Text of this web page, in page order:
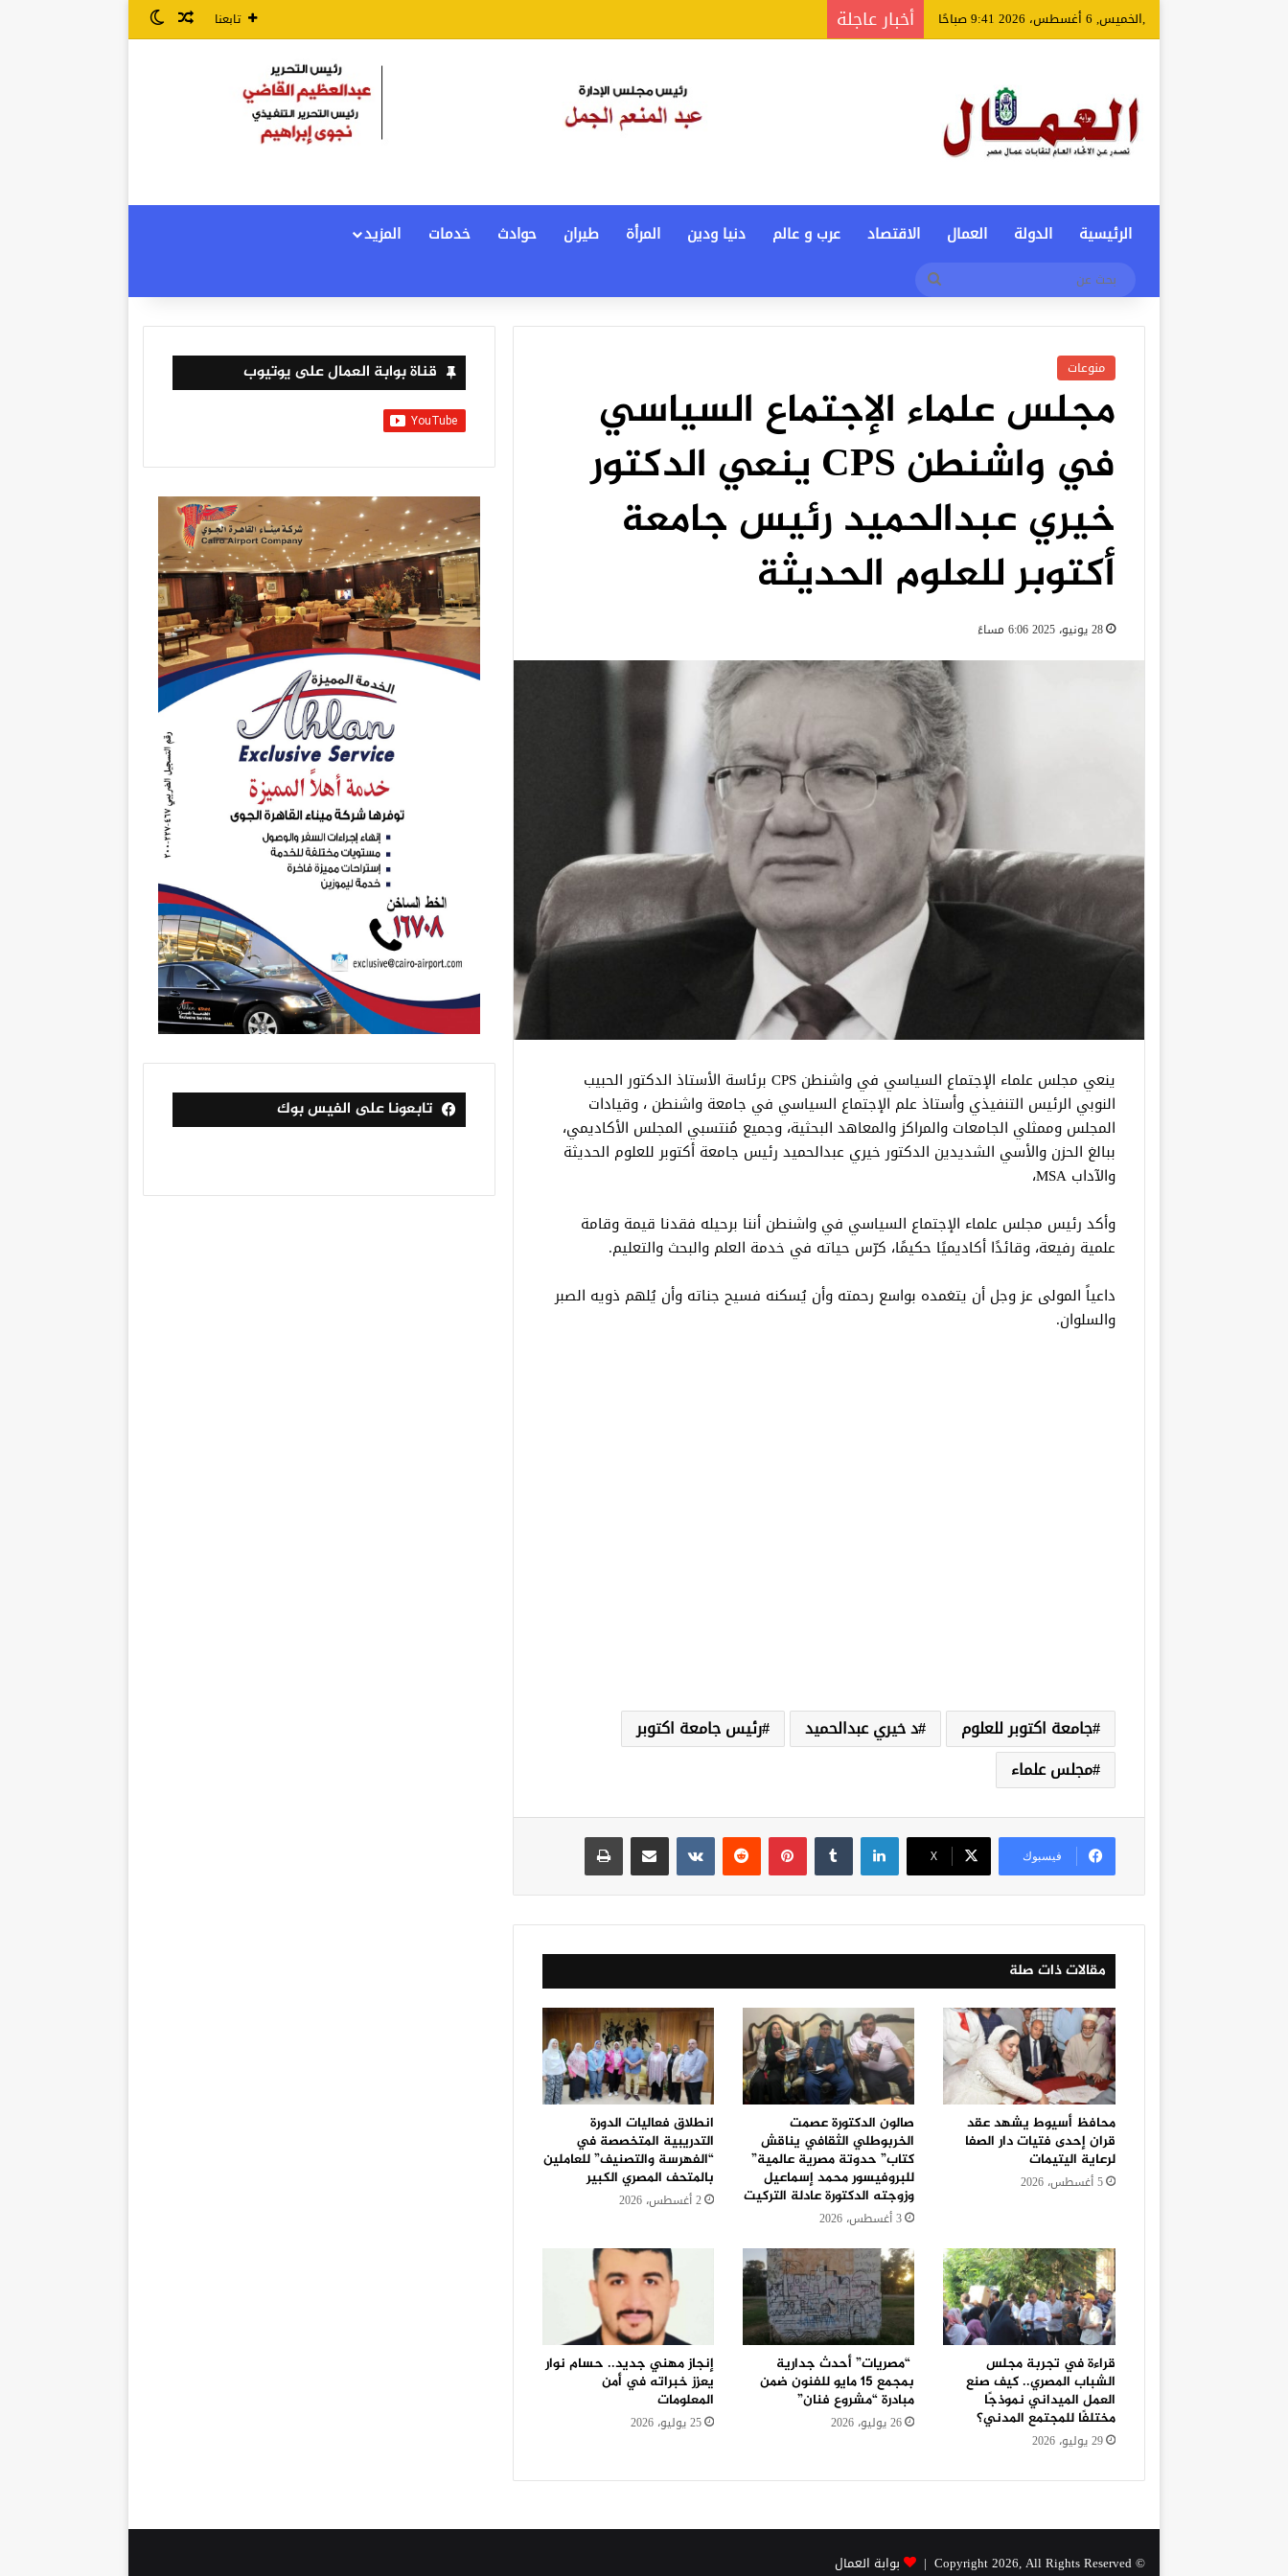
,الخميس, 6 أغسطس، 2026 9:41 صباحًا أخبار عاجلة تابعنا مقال عشوائي
الوضع المظلم
الرئيسية الدولة العمال الاقتصاد عرب و عالم دنيا ودين المرأة طيران حوادث خدمات
المزيد
منوعات
مجلس علماء الإجتماع السياسي
في واشنطن CPS ينعي الدكتور
خيري عبدالحميد رئيس جامعة
أكتوبر للعلوم الحديثة
28 يونيو، 2025 6:06 مساءً
ينعي مجلس علماء الإجتماع السياسي في واشنطن CPS برئاسة الأستاذ الدكتور الحبيب
النوبي الرئيس التنفيذي وأستاذ علم الإجتماع السياسي في جامعة واشنطن ، وقيادات
المجلس وممثلي الجامعات والمراكز والمعاهد البحثية، وجميع مُنتسبي المجلس الأكاديمي،
ببالغ الحزن والأسي الشديدين الدكتور خيري عبدالحميد رئيس جامعة أكتوبر للعلوم الحديثة
والآداب MSA،
وأكد رئيس مجلس علماء الإجتماع السياسي في واشنطن أننا برحيله فقدنا قيمة وقامة
علمية رفيعة، وقائدًا أكاديميًا حكيمًا، كرّس حياته في خدمة العلم والبحث والتعليم.
داعياً المولى عز وجل أن يتغمده بواسع رحمته وأن يُسكنه فسيح جناته وأن يُلهم ذويه الصبر
والسلوان.
جامعة اكتوبر للعلوم د خيري عبدالحميد
رئيس جامعة اكتوبر
مجلس علماء
فيسبوك ‫X
لينكدإن بينتيريست
مقالات ذات صلة
محافظ أسيوط يشهد عقد
قران إحدى فتيات دار الصفا
لرعاية اليتيمات
5 أغسطس، 2026
صالون الدكتورة عصمت
الخربوطلي الثقافي يناقش
كتاب” حدوتة مصرية عالمية”
للبروفيسور محمد إسماعيل
وزوجته الدكتورة عادلة التركيت
3 أغسطس، 2026
انطلاق فعاليات الدورة
التدريبية المتخصصة في
“الفهرسة والتصنيف” للعاملين
بالمتحف المصري الكبير
2 أغسطس، 2026
قراءة في تجربة مجلس
الشباب المصري.. كيف صنع
العمل الميداني نموذجًا
مختلفًا للمجتمع المدني؟
29 يوليو، 2026
“مصريات” أحدث جدارية
بمجمع 15 مايو للفنون ضمن
مبادرة “مشروع فنان”
26 يوليو، 2026
إنجاز مهني جديد.. حسام نوار
يعزز خبراته في أمن
المعلومات
25 يوليو، 2026
قناة بوابة العمال على يوتيوب
تابعونا على الفيس بوك
© Copyright 2026, All Rights Reserved | بوابة العمال